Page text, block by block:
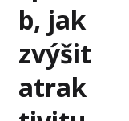
b, jak
zvýšit
atrak